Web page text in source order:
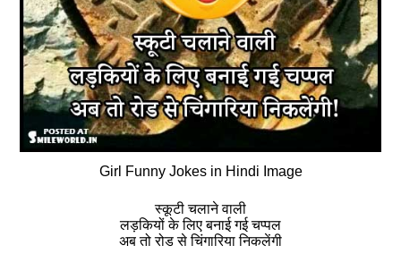
Girl Funny Jokes in Hindi Image
स्‍कूटी चलाने वाली
लड़कियों के लिए बनाई गई चप्‍पल
अब तो रोड से चिंगारिया निकलेंगी